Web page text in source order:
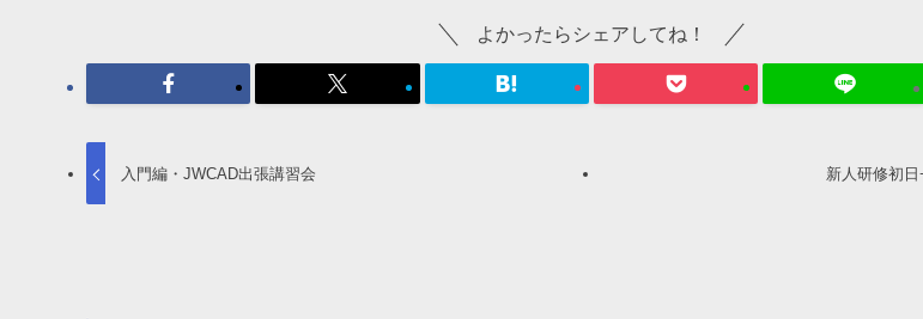
よかったらシェアしてね！
入門編・JWCAD出張講習会 新人研修初